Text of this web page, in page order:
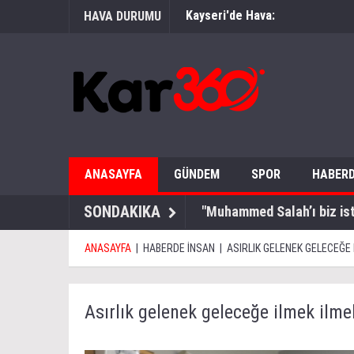
HAVA DURUMU Kayseri'de Hava:
ANASAYFA GÜNDEM SPOR
SONDAKIKA "Muhammed Salah’ı biz
ANASAYFA HABERDE İNSAN ASIRLIK GELENEK
Asırlık gelenek geleceğe ilmek